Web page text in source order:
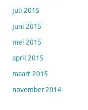
juli 2015
juni 2015
mei 2015
april 2015
maart 2015
november 2014